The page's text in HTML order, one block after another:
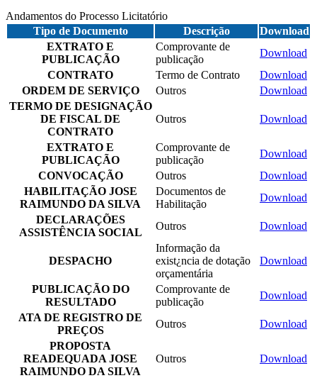
Andamentos do Processo Licitatório
Tipo de Documento
Descrição
Download
EXTRATO E
PUBLICAÇÃO
Comprovante de
publicação
Download
CONTRATO
Termo de Contrato
Download
ORDEM DE SERVIÇO
Outros
Download
TERMO DE DESIGNAÇÃO
DE FISCAL DE
CONTRATO
Outros Download
EXTRATO E
PUBLICAÇÃO
Comprovante de
publicação
Download
CONVOCAÇÃO
Outros
Download
HABILITAÇÃO JOSE
RAIMUNDO DA SILVA
Documentos de
Habilitação
Download
DECLARAÇÕES
ASSISTÊNCIA SOCIAL
Outros Download
DESPACHO
Informação da
exist¿ncia de dotação
orçamentária
Download
PUBLICAÇÃO DO
RESULTADO
Comprovante de
publicação
Download
ATA DE REGISTRO DE
PREÇOS
Outros
Download
PROPOSTA
READEQUADA JOSE
RAIMUNDO DA SILVA
Outros Download